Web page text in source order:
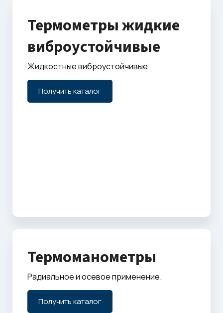
Термометры жидкие
виброустойчивые
Жидкостные виброустойчивые.
Получить каталог
Термоманометры
Радиальное и осевое применение.
Получить каталог